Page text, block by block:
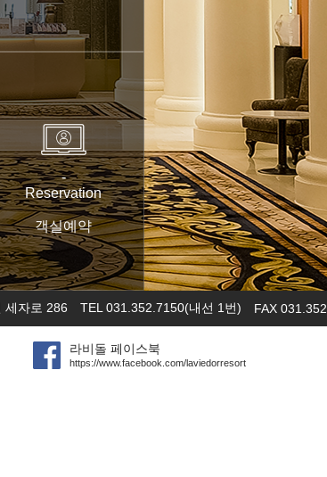
-
Reservation
객실예약
세자로 286 TEL 031.352.7150(내선 1번) FAX
라비돌 페이스북
https://www.facebook.com/laviedorresort